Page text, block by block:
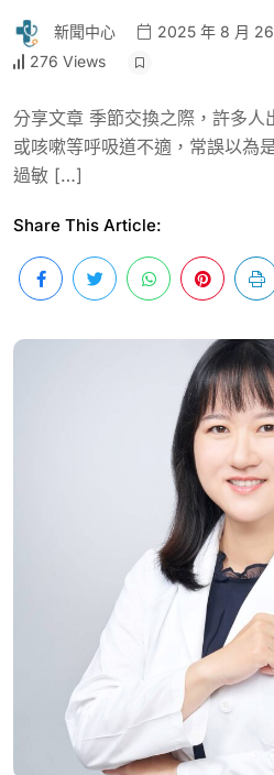
新聞中心 2025 年 8 月
276 Views
分享文章 季節交換之際，許多人
或咳嗽等呼吸道不適，常誤以為
過敏 […]
Share This Article: